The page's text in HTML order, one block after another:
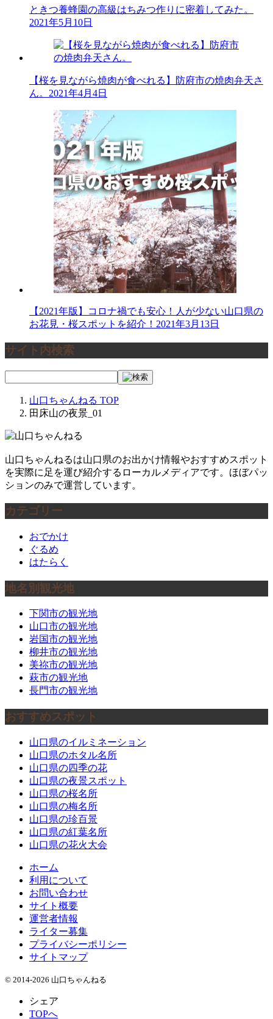
ときつ養蜂園の高級はちみつ作りに密着してみた。
2021年5月10日
【桜を見ながら焼肉が食べれる】防府市の焼肉弁天さ
ん。 2021年4月4日
【2021年版】コロナ禍でも安心！人が少ない山口県の
お花見・桜スポットを紹介！ 2021年3月13日
サイト内検索
山口ちゃんねる TOP
田床山の夜景_01
山口ちゃんねるは山口県のお出かけ情報やおすすめスポット
を実際に足を運び紹介するローカルメディアです。ほぼパッ
ションのみで運営しています。
カテゴリー
おでかけ
ぐるめ
はたらく
地名別観光地
下関市の観光地
山口市の観光地
岩国市の観光地
柳井市の観光地
美祢市の観光地
萩市の観光地
長門市の観光地
おすすめスポット
山口県のイルミネーション
山口県のホタル名所
山口県の四季の花
山口県の夜景スポット
山口県の桜名所
山口県の梅名所
山口県の珍百景
山口県の紅葉名所
山口県の花火大会
ホーム
利用について
お問い合わせ
サイト概要
運営者情報
ライター募集
プライバシーポリシー
サイトマップ
© 2014-2026 山口ちゃんねる
シェア
TOPへ